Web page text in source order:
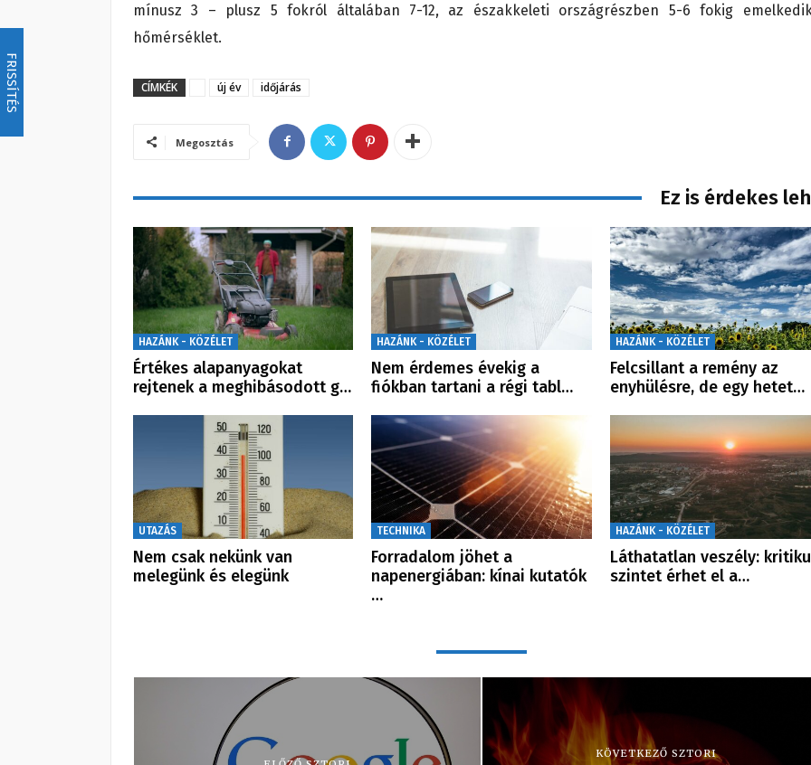
FRISSÍTÉS
mínusz 3 – plusz 5 fokról általában 7-12, az északkeleti országrészben 5-6 fokig
hőmérséklet.
CÍMKÉK új év időjárás
Megosztás
Ez is érdekes
HAZÁNK - KÖZÉLET
Értékes alapanyagokat
rejtenek a meghibásodott g…
HAZÁNK - KÖZÉLET
Nem érdemes évekig a
fiókban tartani a régi tabl…
HAZÁNK - KÖZÉLET
Felcsillant a remény az
enyhülésre, de egy hetet…
UTAZÁS
Nem csak nekünk van
melegünk és elegünk
TECHNIKA
Forradalom jöhet a
napenergiában: kínai kutatók
…
HAZÁNK - KÖZÉLET
Láthatatlan veszély:
szintet érhet el a…
KÖVETKEZŐ SZTORI